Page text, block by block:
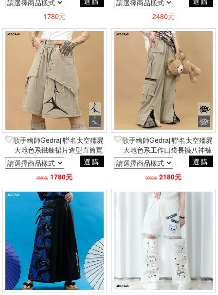
1780元
2480元
歌手繪師Gedraji聯名太空殭屍
大地色系鐵鍊裙片造型直筒寬
鬆五分褲 品牌ACDC RAG台
灣代理
選購
2580元 1780元
歌手繪師Gedraji聯名太空殭屍
大地色系工作口袋長褲八神褲
品牌ACDC RAG台灣代理
選購
2990元 2180元